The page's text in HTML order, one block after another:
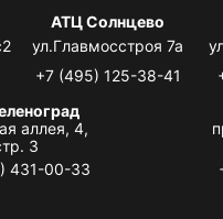
АТЦ Солнцево
ул.Главмосстроя 7а
+7 (495) 125-38-41
аллея, 4,
3
431-00-33